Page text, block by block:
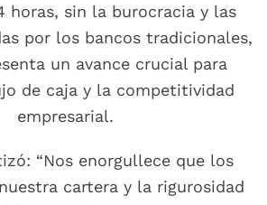
horas, sin la burocracia y las
por los bancos tradicionales,
un avance crucial para
de caja y la competitividad
empresarial.
“Nos enorgullece que los
cartera y la rigurosidad